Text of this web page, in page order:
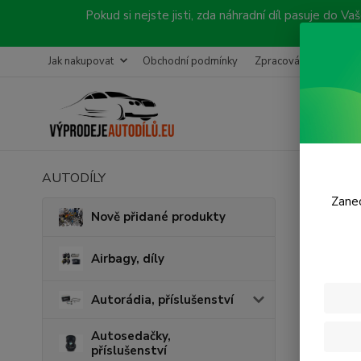
Pokud si nejste jisti, zda náhradní díl pasuje do
Jak nakupovat Obchodní podmínky Zpracování objednávky
AUTODÍLY
Nově přidané produkty
Airbagy, díly
Autorádia, příslušenství
Autosedačky,
příslušenství